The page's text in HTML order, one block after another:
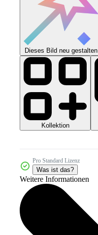
Dieses Bild neu gestalten
Kollektion
Pro Standard Lizenz
Was ist das?
Weitere Informationen